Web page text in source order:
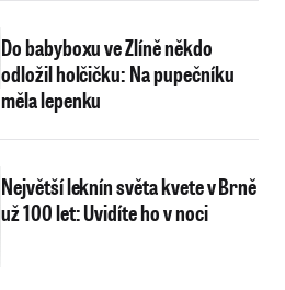
Do babyboxu ve Zlíně někdo
odložil holčičku: Na pupečníku
měla lepenku
Největší leknín světa kvete v Brně
už 100 let: Uvidíte ho v noci